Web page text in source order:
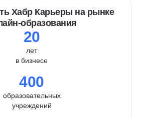
Хабр Карьеры на рынке
образования
20
лет
в бизнесе
400
образовательных
учреждений